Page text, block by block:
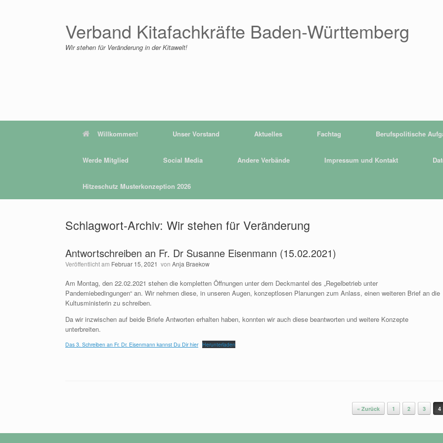
Verband Kitafachkräfte Baden-Württemberg
Wir stehen für Veränderung in der Kitawelt!
Willkommen! Unser Vorstand Aktuelles Fachtag Berufspolitische
Werde Mitglied Social Media Andere Verbände Impressum und Kontakt
Hitzeschutz Musterkonzeption 2026
Schlagwort-Archiv: Wir stehen für Veränderung
Antwortschreiben an Fr. Dr Susanne Eisenmann (15.02.2021)
Veröffentlicht am Februar 15, 2021 von Anja Braekow
Am Montag, den 22.02.2021 stehen die kompletten Öffnungen unter dem Deckmantel des „Regelbetrieb unter
Pandemiebedingungen“ an. Wir nehmen diese, in unseren Augen, konzeptlosen Planungen zum Anlass, einen weiteren Brief an die
Kultusministerin zu schreiben.
Da wir inzwischen auf beide Briefe Antworten erhalten haben, konnten wir auch diese beantworten und weitere Konzepte
unterbreiten.
Das 3. Schreiben an Fr. Dr. Eisenmann kannst Du Dir hier Herunterladen
« Zurück 1 2 3 4